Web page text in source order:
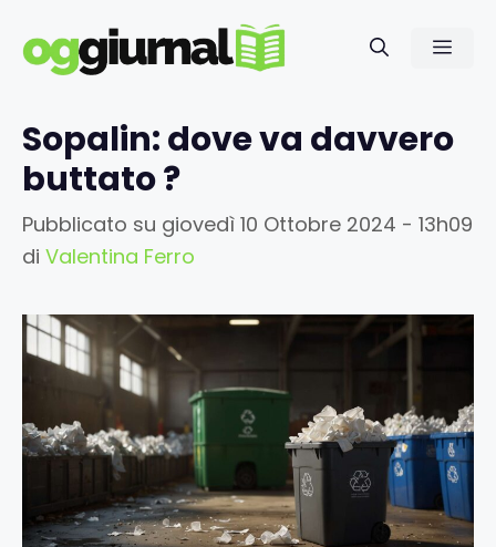
contenuto
Sopalin: dove va davvero
buttato ?
Pubblicato su giovedì 10 Ottobre 2024 - 13h09
di Valentina Ferro